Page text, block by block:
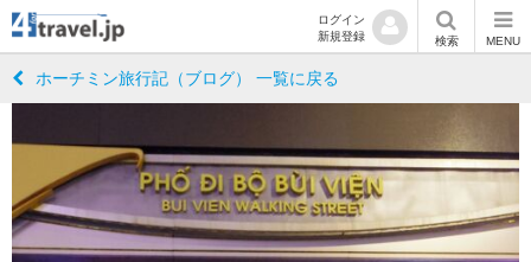
ログイン
新規登録
検索 MENU
ホーチミン旅行記（ブログ） 一覧に戻る